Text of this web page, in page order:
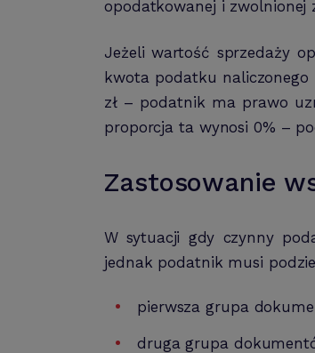
opodatkowanej i zwolnionej
Jeżeli wartość sprzedaży
kwota podatku naliczonego
zł – podatnik ma prawo
proporcja ta wynosi 0% –
Zastosowanie
W sytuacji gdy czynny
jednak podatnik musi
pierwsza grupa
druga grupa